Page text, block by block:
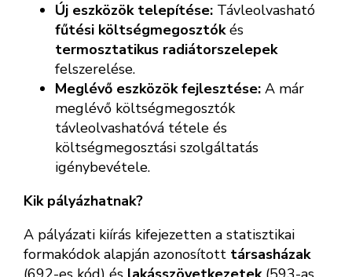
Új eszközök telepítése: Távleolvasható
fűtési költségmegosztókés
termosztatikus radiátorszelepek
felszerelése.
Meglévő eszközök fejlesztése: A már
meglévő költségmegosztók
távleolvashatóvá tétele és
költségmegosztási szolgáltatás
igénybevétele.
Kik pályázhatnak?
A pályázati kiírás kifejezetten a statisztikai
formakódok alapján azonosított társasházak